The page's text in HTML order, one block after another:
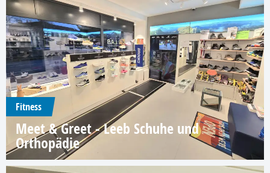
Fitness
Meet & Greet - Leeb Schuhe und
Orthopädie